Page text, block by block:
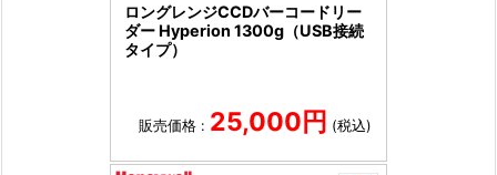
ロングレンジCCDバーコードリー
ダー Hyperion 1300g（USB接続
タイプ）
販売価格 : 25,000円 (税込)